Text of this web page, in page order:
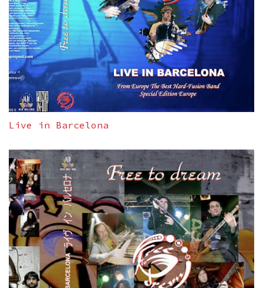
Live in Barcelona